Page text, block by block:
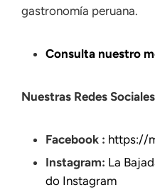
gastronomía peruana.
Consulta nuestro
Nuestras Redes
Facebook : https://
Instagram: La
do Instagram